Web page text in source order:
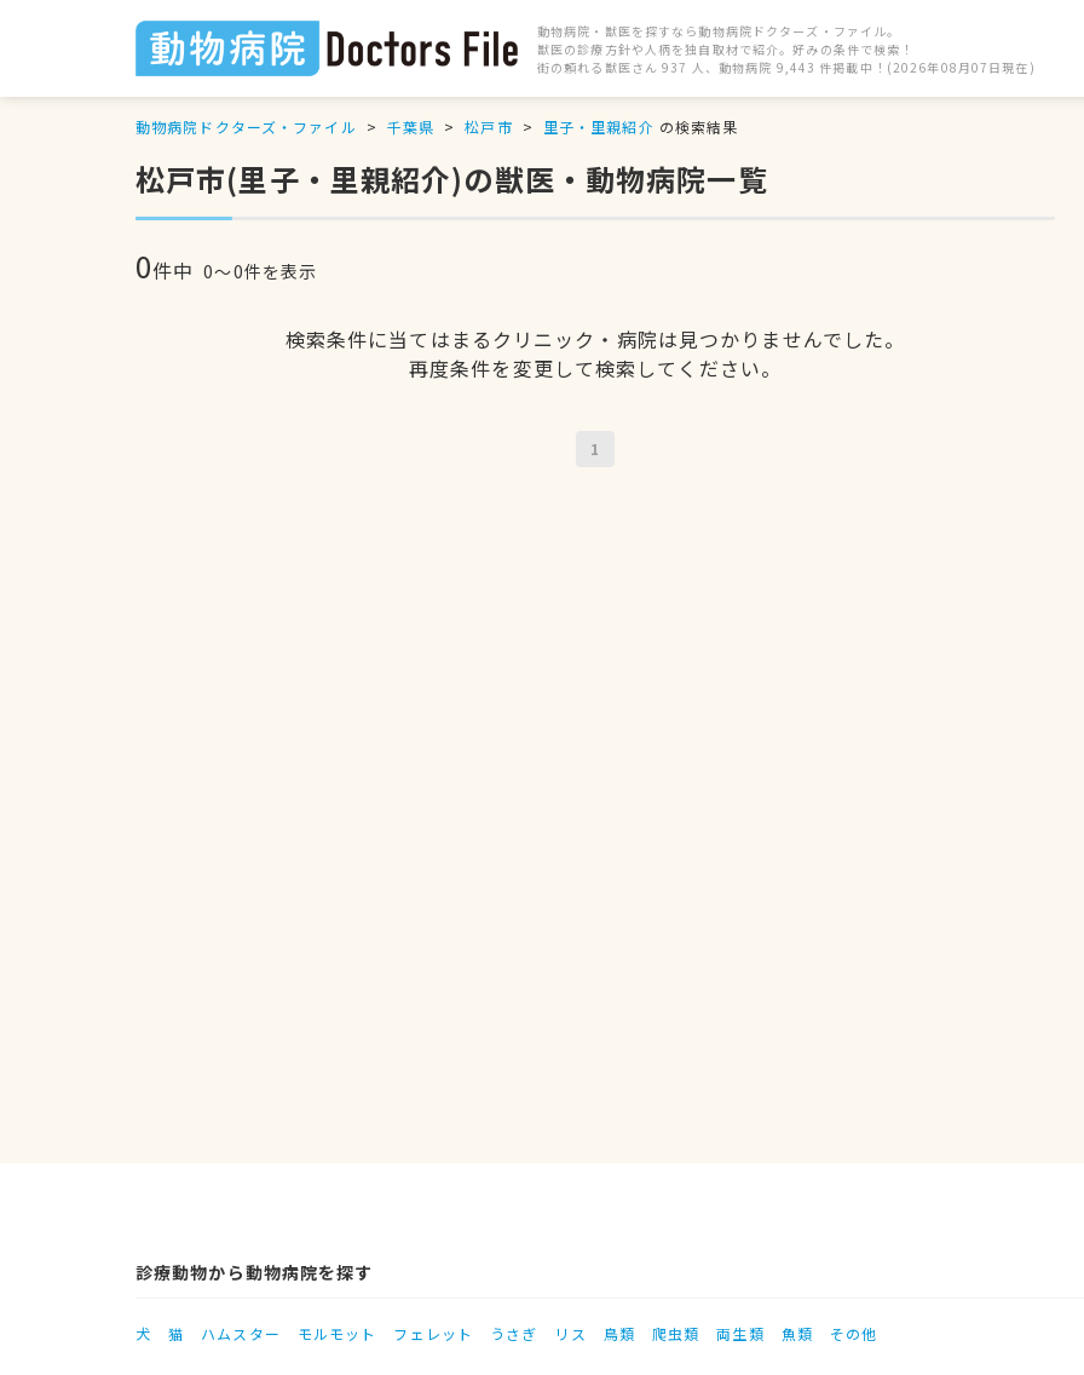
動物病院・獣医を探すなら動物病院ドクターズ・ファイル。
獣医の診療方針や人柄を独自取材で紹介。好みの条件で検索！
街の頼れる獣医さん 937 人、動物病院 9,443 件掲載中！(2026年08月07日現在)
動物病院ドクターズ・ファイル 千葉県 松戸市 里子・里親紹介 の検索結果
松戸市(里子・里親紹介)の獣医・動物病院一覧
0件中 0〜0件を表示
検索条件に当てはまるクリニック・病院は見つかりませんでした。
再度条件を変更して検索してください。
1
診療動物から動物病院を探す
犬 猫 ハムスター モルモット フェレット うさぎ リス 鳥類 爬虫類 両生類 魚類 その他